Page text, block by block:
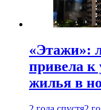
«Этажи»:
привела к
жилья в